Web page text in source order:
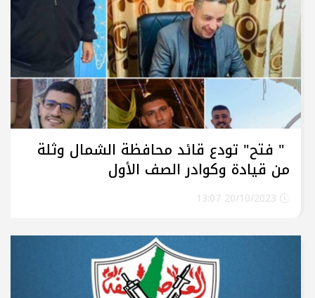
" فتح" تودع قائد محافظة الشمال وثلة
من قيادة وكوادر الصف الأول